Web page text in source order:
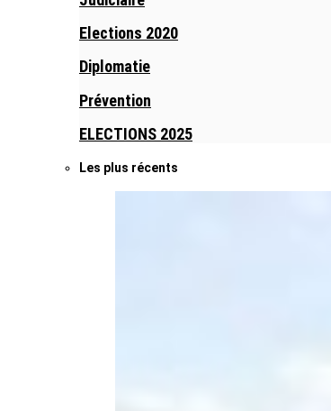
Elections 2020
Diplomatie
Prévention
ELECTIONS 2025
Les plus récents